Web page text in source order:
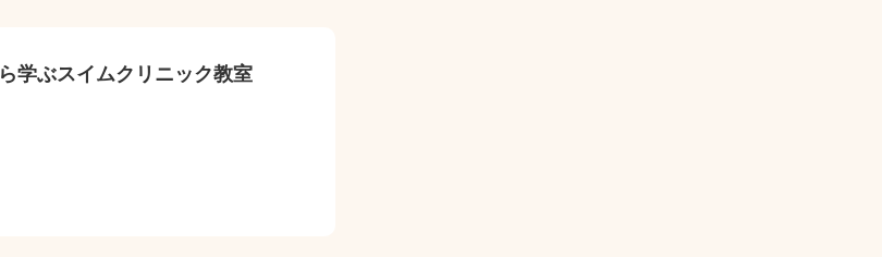
学ぶスイムクリニック教室